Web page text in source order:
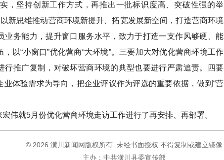
坚持创新工作方式，再推出一批标识度高、突破性强的举
新思维推动营商环境新提升、拓宽发展新空间，打造营商环境
业务能力，提升窗口服务水平，致力于打造一支作风够硬、能
以“小窗口”优化营商“大环境”。三要加大对优化营商环境工作
行推广复制，对破坏营商环境的典型也要进行严肃追责。四要
体验需求为导向，把企业评议作为评选的重要依据，做到“营
就5月份优化营商环境走访工作进行了再安排、再部署。
© 2026 潢川新闻网版权所有. 未经书面授权 不得复制或建立镜像
主办：中共潢川县委宣传部